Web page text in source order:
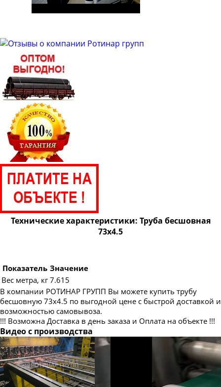
Труба бесшовная 53
Труба бесшовная 63
Труба бесшовная 63.5
Труба бесшовная 65
Труба бесшовная 68
Труба бесшовная 70
Труба бесшовная 76
Труба бесшовная 83
Труба бесшовная 89
Труба бесшовная 102
Труба бесшовная 108
Труба бесшовная 127
Труба бесшовная 133
Труба бесшовная 140
Труба бесшовная 146
Труба бесшовная 152
Труба бесшовная 159
Труба бесшовная 168
Труба бесшовная 180
Технические характеристики: Труба бесшовная
73х4.5
Показатель Значение
Вес метра, кг 7.615
В компании РОТИНАР ГРУПП Вы можете купить трубу
бесшовную 73х4.5 по выгодной цене с быстрой доставкой и
возможностью самовывоза.
!!! Возможна Доставка в день заказа и Оплата на объекте !!!
Видео с производства